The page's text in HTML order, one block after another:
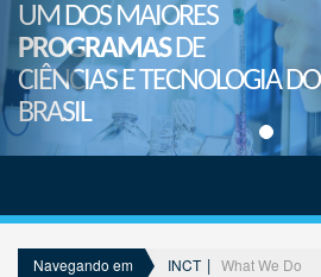
UM DOS MAIORES
PROGRAMASDE
CIÊNCIAS E TECNOLOGIA DO
BRASIL
Navegando em INCT What We Do